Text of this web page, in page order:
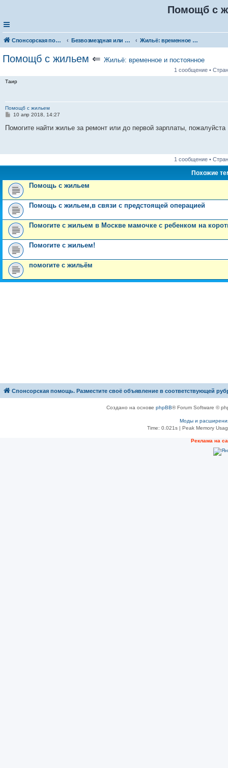
Помощб с
Спонсорская помощь. Разместите своё объявление в соответствующей рубрике Безвозмездная или условно-безвозмездная помощь Жильё: временное и постоянное
Помощб с жильем ⇐ Жильё: временное и постоянное
1 сообщение •
Таир
Помощб с жильем
С
о
10 апр 2018, 14:27
Помогите найти жилье за ремонт или до первой зарплаты, пожалуйста
1 сообщение •
Похожие
Помощь с жильем
Помощь с жильем,в связи с предстоящей операцией
Помогите с жильем в Москве мамочке с ребенком на
Помогите с жильем!
помогите с жильём
Спонсорская помощь. Разместите своё объявление в соответствующей
Создано на основе phpBB® Forum Software ©
Моды и
Time: 0.021s| Peak Memory
Рeклама на